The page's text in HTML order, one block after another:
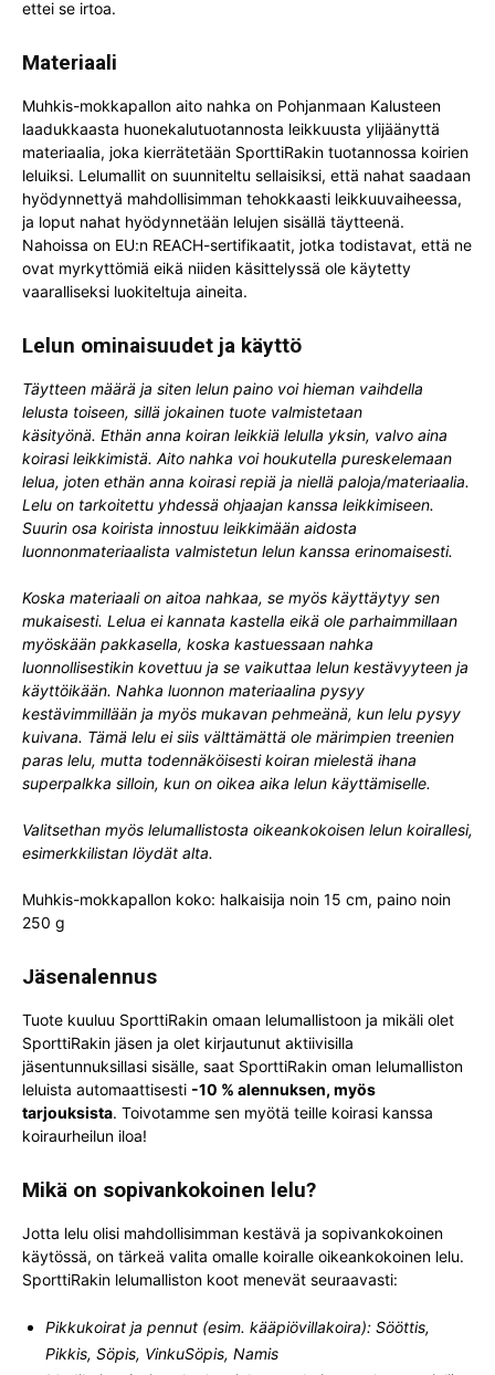
ettei se irtoa.
Materiaali
Muhkis-mokkapallon aito nahka on Pohjanmaan Kalusteen
laadukkaasta huonekalutuotannosta leikkuusta ylijäänyttä
materiaalia, joka kierrätetään SporttiRakin tuotannossa koirien
leluiksi. Lelumallit on suunniteltu sellaisiksi, että nahat saadaan
hyödynnettyä mahdollisimman tehokkaasti leikkuuvaiheessa,
ja loput nahat hyödynnetään lelujen sisällä täytteenä.
Nahoissa on EU:n REACH-sertifikaatit, jotka todistavat, että ne
ovat myrkyttömiä eikä niiden käsittelyssä ole käytetty
vaaralliseksi luokiteltuja aineita.
Lelun ominaisuudet ja käyttö
Täytteen määrä ja siten lelun paino voi hieman vaihdella
lelusta toiseen, sillä jokainen tuote valmistetaan
käsityönä. Ethän anna koiran leikkiä lelulla yksin, valvo aina
koirasi leikkimistä. Aito nahka voi houkutella pureskelemaan
lelua, joten ethän anna koirasi repiä ja niellä paloja/materiaalia.
Lelu on tarkoitettu yhdessä ohjaajan kanssa leikkimiseen.
Suurin osa koirista innostuu leikkimään aidosta
luonnonmateriaalista valmistetun lelun kanssa erinomaisesti.
Koska materiaali on aitoa nahkaa, se myös käyttäytyy sen
mukaisesti. Lelua ei kannata kastella eikä ole parhaimmillaan
myöskään pakkasella, koska kastuessaan nahka
luonnollisestikin kovettuu ja se vaikuttaa lelun kestävyyteen ja
käyttöikään. Nahka luonnon materiaalina pysyy
kestävimmillään ja myös mukavan pehmeänä, kun lelu pysyy
kuivana. Tämä lelu ei siis välttämättä ole märimpien treenien
paras lelu, mutta todennäköisesti koiran mielestä ihana
superpalkka silloin, kun on oikea aika lelun käyttämiselle.
Valitsethan myös lelumallistosta oikeankokoisen lelun koirallesi,
esimerkkilistan löydät alta.
Muhkis-mokkapallon koko: halkaisija noin 15 cm, paino noin
250 g
Jäsenalennus
Tuote kuuluu SporttiRakin omaan lelumallistoon ja mikäli olet
SporttiRakin jäsen ja olet kirjautunut aktiivisilla
jäsentunnuksillasi sisälle, saat SporttiRakin oman lelumalliston
leluista automaattisesti -10 % alennuksen, myös
tarjouksista. Toivotamme sen myötä teille koirasi kanssa
koiraurheilun iloa!
Mikä on sopivankokoinen lelu?
Jotta lelu olisi mahdollisimman kestävä ja sopivankokoinen
käytössä, on tärkeä valita omalle koiralle oikeankokoinen lelu.
SporttiRakin lelumalliston koot menevät seuraavasti:
Pikkukoirat ja pennut (esim. kääpiövillakoira): Sööttis,
Pikkis, Söpis, VinkuSöpis, Namis